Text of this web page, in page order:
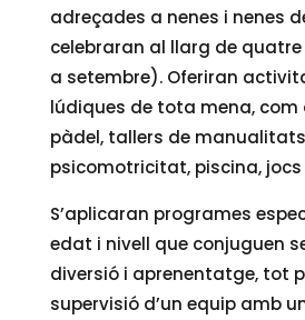
adreçades a nenes i nenes
celebraran al llarg de
a setembre). Oferiran
lúdiques de tota mena, com
pàdel, tallers de
psicomotricitat, piscina, jocs
S’aplicaran programes
edat i nivell que conjuguen
diversió i aprenentatge, tot
supervisió d’un equip amb